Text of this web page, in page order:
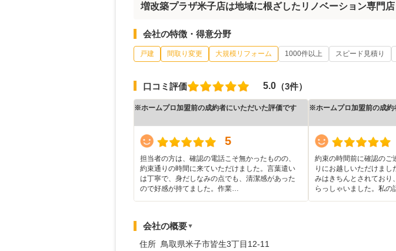
増改築プラザ米子店は地域に根ざしたリノベーション専門店
会社の特徴・得意分野
戸建 間取り変更 大規模リフォーム 1000件以上 スピード見積り
口コミ評価 5.0 （3件）
※ホームプロ加盟前の成約者にいただいた評価です
5
担当者の方は、確認の電話こそ無かったものの、
約束通りの時間に来ていただけました。言葉遣い
は丁寧で、身だしなみの点でも、清潔感があった
ので好感が持てました。作業…
※ホームプロ加盟前の成約
約束の時間前に確認のご
りにお越しいただけまし
みはきちんとされており
らっしゃいました。私の
会社の概要▼
住所 鳥取県米子市皆生3丁目12-11